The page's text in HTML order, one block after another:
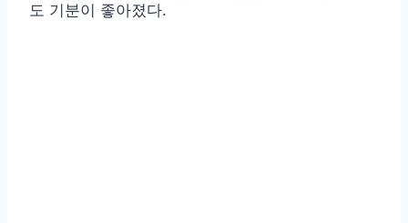
도 기분이 좋아졌다.